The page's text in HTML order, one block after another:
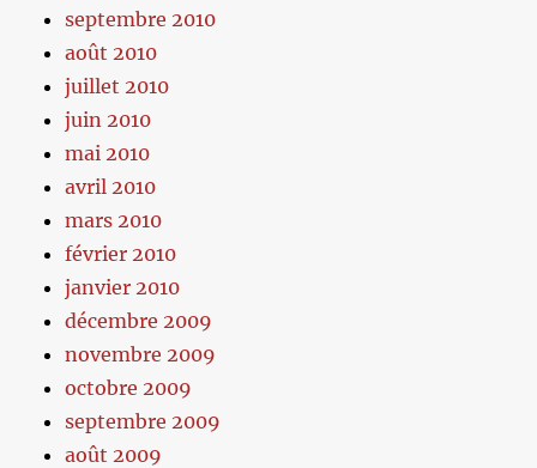
septembre 2010
août 2010
juillet 2010
juin 2010
mai 2010
avril 2010
mars 2010
février 2010
janvier 2010
décembre 2009
novembre 2009
octobre 2009
septembre 2009
août 2009